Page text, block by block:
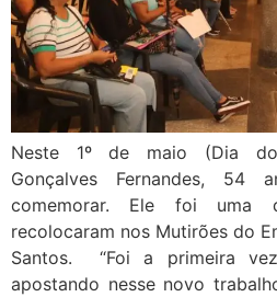
Neste 1º de maio (Dia do
Gonçalves Fernandes, 54
comemorar. Ele foi uma
recolocaram nos Mutirões do
Santos. “Foi a primeira
apostando nesse novo